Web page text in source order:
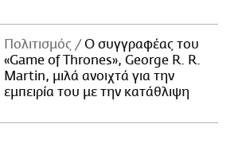
Πολιτισμός
Ο συγγραφέας του
«Game of Thrones», George R. R.
Martin, μιλά ανοιχτά για την
εμπειρία του με την κατάθλιψη